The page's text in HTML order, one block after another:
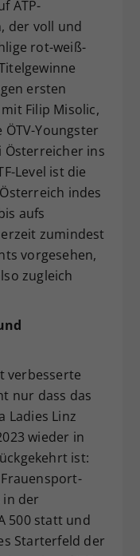
ATP-
der voll und
rot-weiß-
ersten
Filip Misolic,
Youngster
Österreicher ins
Level ist die
indes
aufs
zumindest
vorgesehen,
zugleich
verbesserte
nur dass das
Ladies Linz
wieder in
ist:
der
500 statt und
Starterfeld der